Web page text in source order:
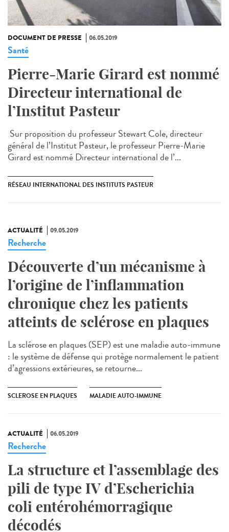
DOCUMENT DE PRESSE 06.05.2019
Santé
Pierre-Marie Girard est nommé
Directeur international de
l’Institut Pasteur
Sur proposition du professeur Stewart Cole, directeur
général de l’Institut Pasteur, le professeur Pierre-Marie
Girard est nommé Directeur international de l’...
RÉSEAU INTERNATIONAL DES INSTITUTS PASTEUR
ACTUALITÉ 09.05.2019
Recherche
Découverte d’un mécanisme à
l’origine de l’inflammation
chronique chez les patients
atteints de sclérose en plaques
La sclérose en plaques (SEP) est une maladie auto-immune
: le système de défense qui protège normalement le patient
d’agressions extérieures, se retourne...
SCLEROSE EN PLAQUES MALADIE AUTO-IMMUNE
ACTUALITÉ 06.05.2019
Recherche
La structure et l’assemblage des
pili de type IV d’Escherichia
coli entérohémorragique
décodés